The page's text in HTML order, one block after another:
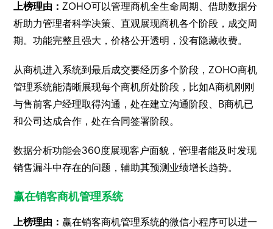
上榜理由：ZOHO可以管理商机全生命周期、借助数据分
析助力管理者科学决策、直观展现商机各个阶段，成交周
期。功能完整且强大，价格公开透明，没有隐藏收费。
从商机进入系统到最后成交要经历多个阶段，ZOHO商机
管理系统能清晰展现每个商机所处阶段，比如A商机刚刚
与售前客户经理取得沟通，处在建立沟通阶段、B商机已
和公司达成合作，处在合同签署阶段。
数据分析功能会360度展现客户面貌，管理者能及时发现
销售漏斗中存在的问题，辅助其预测业绩增长趋势。
赢在销客商机管理系统
上榜理由： 赢在销客商机管理系统的微信小程序可以进一